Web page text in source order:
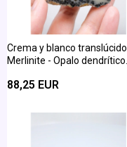
Crema y blanco translúcido
Merlinite - Opalo dendrítico
árbol negro
88,25 EUR